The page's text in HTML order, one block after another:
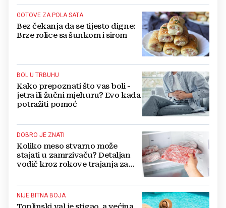
GOTOVE ZA POLA SATA
Bez čekanja da se tijesto digne:
Brze rolice sa šunkom i sirom
BOL U TRBUHU
Kako prepoznati što vas boli -
jetra ili žučni mjehuru? Evo kada
potražiti pomoć
DOBRO JE ZNATI
Koliko meso stvarno može
stajati u zamrzivaču? Detaljan
vodič kroz rokove trajanja za
NIJE BITNA BOJA